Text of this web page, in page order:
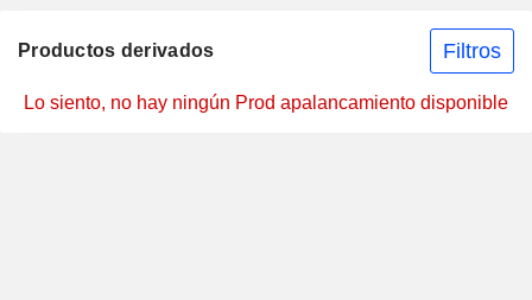
Productos derivados Filtros
Lo siento, no hay ningún Prod apalancamiento disponible